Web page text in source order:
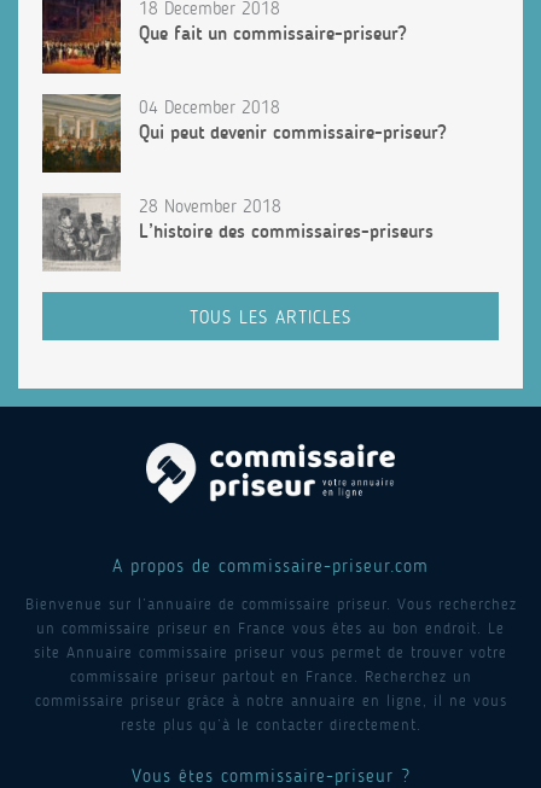
18 December 2018
Que fait un commissaire-priseur?
04 December 2018
Qui peut devenir commissaire-priseur?
28 November 2018
L’histoire des commissaires-priseurs
TOUS LES ARTICLES
A propos de commissaire-priseur.com
Bienvenue sur l’annuaire de commissaire priseur. Vous recherchez
un commissaire priseur en France vous êtes au bon endroit. Le
site Annuaire commissaire priseur vous permet de trouver votre
commissaire priseur partout en France. Recherchez un
commissaire priseur grâce à notre annuaire en ligne, il ne vous
reste plus qu’à le contacter directement.
Vous êtes commissaire-priseur ?